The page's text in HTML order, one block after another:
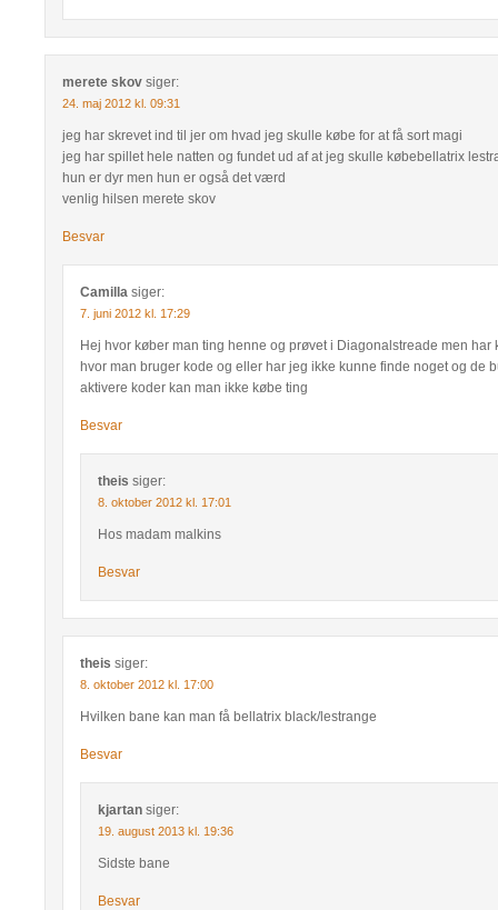
merete skov siger:
24. maj 2012 kl. 09:31
jeg har skrevet ind til jer om hvad jeg skulle købe for at få sort magi
jeg har spillet hele natten og fundet ud af at jeg skulle købebellatrix
hun er dyr men hun er også det værd
venlig hilsen merete skov
Besvar
Camilla siger:
7. juni 2012 kl. 17:29
Hej hvor køber man ting henne og prøvet i Diagonalstreade men har
hvor man bruger kode og eller har jeg ikke kunne finde noget og de
aktivere koder kan man ikke købe ting
Besvar
theis siger:
8. oktober 2012 kl. 17:01
Hos madam malkins
Besvar
theis siger:
8. oktober 2012 kl. 17:00
Hvilken bane kan man få bellatrix black/lestrange
Besvar
kjartan siger:
19. august 2013 kl. 19:36
Sidste bane
Besvar